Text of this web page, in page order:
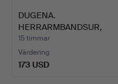
DUGENA.
HERRARMBANDSUR,
"TROPICA", MANUELL…
15 timmar
Värdering
173 USD